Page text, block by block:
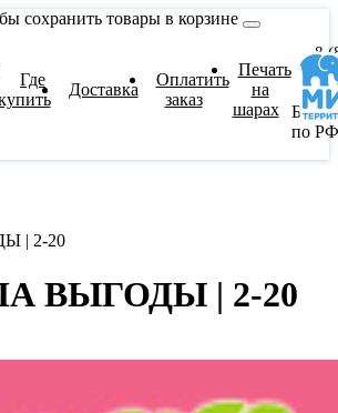
сохранить товары в корзине
Где
Доставка
Оплатить
заказ
Печать
на
шарах
8
00
по РФ
| 2-20
ВЫГОДЫ | 2-20